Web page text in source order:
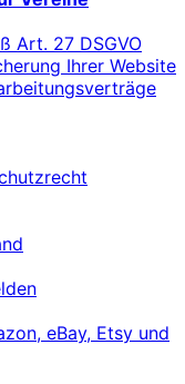
Art. 27 DSGVO
Ihrer Website
eBay, Etsy und